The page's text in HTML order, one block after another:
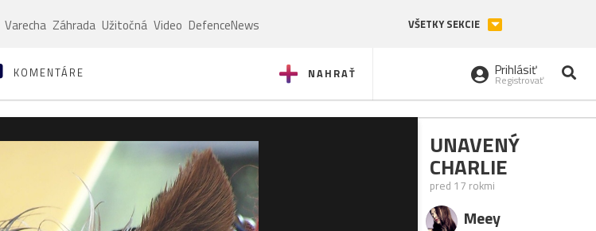
Varecha Záhrada Užitočná Video DefenceNews VŠETKY SEKCIE
NAHRAŤ
KOMENTÁRE Prihlásiť
Registrovať
UNAVENÝ
CHARLIE
pred 17 rokmi
Meey